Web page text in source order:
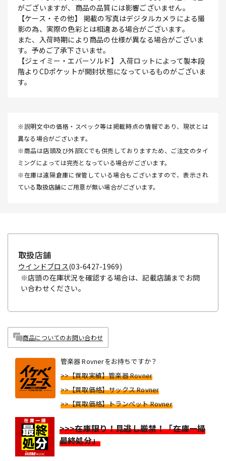
がございますが、商品の品質には影響ございません。
【ケース・その他】 掲載の写真はデジタルカメラによる撮
影の為、実際の色彩とは相違ある場合がございます。
また、入荷時期により商品の仕様が異なる場合がございま
す。予めご了承下さいませ。
【ジェイミー・エバーソルド】 入荷ロットによって製本段
階よりCDポケットが開封状態になっているものがございま
す。
※説明文中の価格・スペック等は掲載時点の情報であり、現状とは
異なる場合がございます。
※商品は店頭及び外部ECでも併売しておりますため、ご注文のタイ
ミングによっては完売となっている場合がございます。
※在庫は遠隔倉庫に保管している場合もございますので、表示され
ている取扱店舗にご用意が無い場合がございます。
取扱店舗
ウインドブロス(03-6427-1969)
※店頭の在庫状況を確認する場合は、記載店舗までお問
い合わせください。
商品についてのお問い合わせ
管楽器 Rovnerをお持ちですか？
>>【買取実績】管楽器 Rovner
>>【買取価格】サックス Rovner
>>【買取価格】トランペット Rovner
>>>在庫限り！見逃し厳禁！「在庫一掃
最終処分」